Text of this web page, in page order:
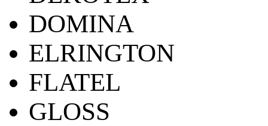
DOMINA
ELRINGTON
FLATEL
GLOSS